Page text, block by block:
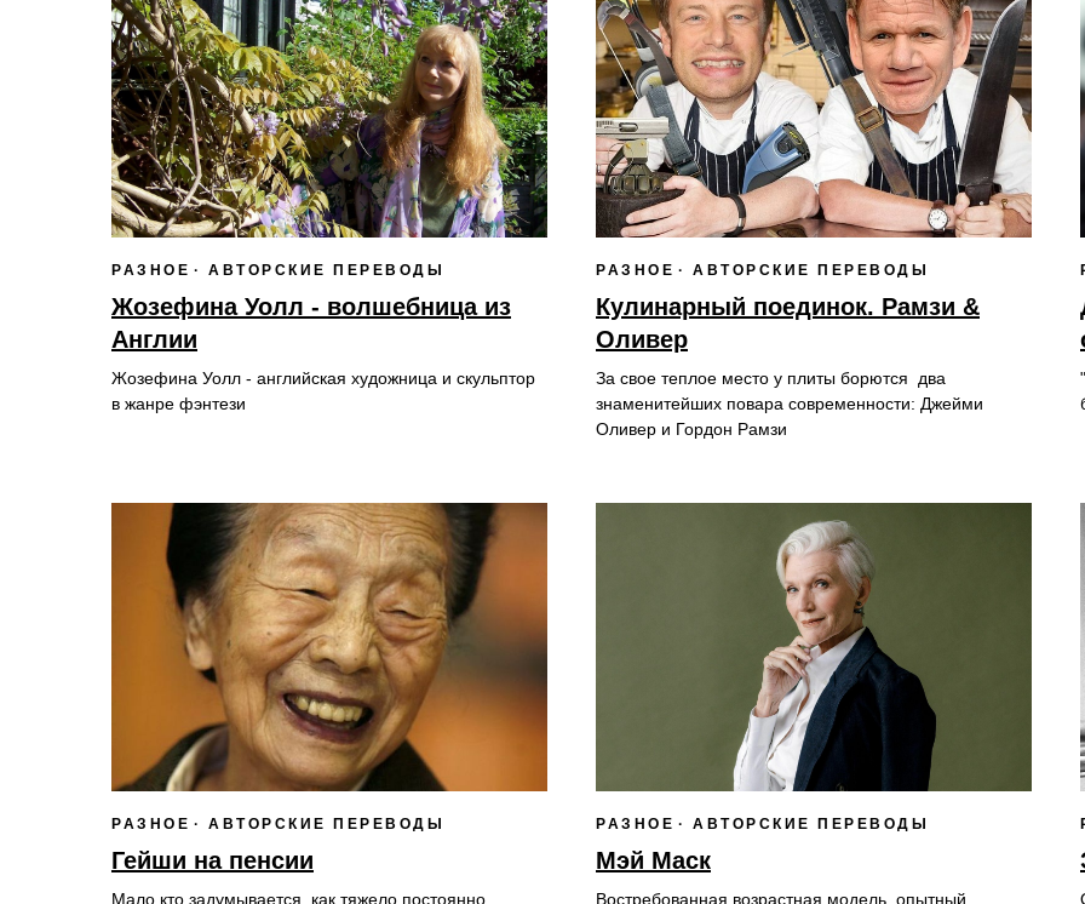
РАЗНОЕ АВТОРСКИЕ ПЕРЕВОДЫ
Жозефина Уолл - волшебница из
Англии
Жозефина Уолл - английская художница и скульптор
в жанре фэнтези
РАЗНОЕ АВТОРСКИЕ ПЕРЕВОДЫ
Кулинарный поединок​. Рамзи &
Оливер
За свое теплое место у плиты борются два
знаменитейших повара современности: Джейми
Оливер и Гордон Рамзи
РАЗНОЕ АВТОРСКИЕ ПЕРЕВОДЫ
Гейши на пенсии
Мало кто задумывается, как тяжело постоянно
РАЗНОЕ АВТОРСКИЕ ПЕРЕВОДЫ
Мэй Маск
Востребованная возрастная модель, опытный